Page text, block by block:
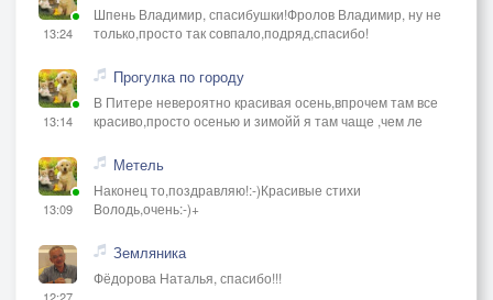
13:24
Шпень Владимир, спасибушки!Фролов Владимир, ну не
только,просто так совпало,подряд,спасибо!
13:14
Прогулка по городу
В Питере невероятно красивая осень,впрочем там все
красиво,просто осенью и зимойй я там чаще ,чем ле
13:09
Метель
Наконец то,поздравляю!:-)Красивые стихи
Володь,очень:-)+
Земляника
Фёдорова Наталья, спасибо!!!